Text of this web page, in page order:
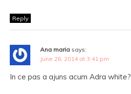
Reply
Ana maria says:
June 26, 2014 at 3:41 pm
In ce pas a ajuns acum Adra white?